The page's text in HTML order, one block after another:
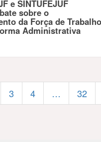
e SINTUFEJUF
sobre o
da Força de Trabalho
Administrativa
3 4 … 32